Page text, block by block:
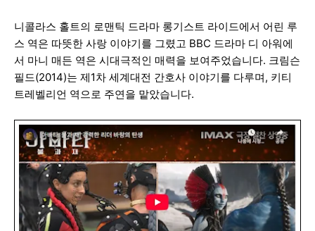
니콜라스 홀트의 로맨틱 드라마 롱기스트 라이드에서 어린 루
스 역은 따뜻한 사랑 이야기를 그렸고 BBC 드라마 디 아워에
서 마니 매든 역은 시대극적인 매력을 보여주었습니다. 크림슨
필드(2014)는 제1차 세계대전 간호사 이야기를 다루며, 키티
트레벨리언 역으로 주연을 맡았습니다.